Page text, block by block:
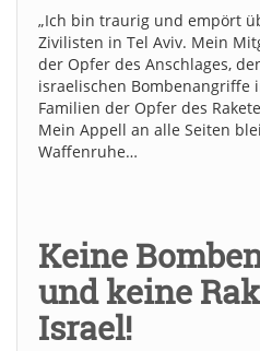
„Ich bin traurig und empört
Zivilisten in Tel Aviv. Mein
der Opfer des Anschlages,
israelischen Bombenangriffe
Familien der Opfer des
Mein Appell an alle Seiten
Waffenruhe…
Keine
und keine
Israel!